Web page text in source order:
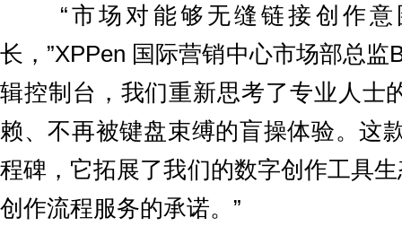
“市场对能够无缝链接创作意
长，”XPPen 国际营销中心市场部总
辑控制台，我们重新思考了专业人士
赖、不再被键盘束缚的盲操体验。这
程碑，它拓展了我们的数字创作工具
创作流程服务的承诺。”